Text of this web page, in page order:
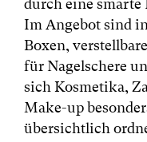
durch eine
Im Angebot sind
Boxen,
für Nagelschere
sich Kosmetika,
Make-up
übersichtlich